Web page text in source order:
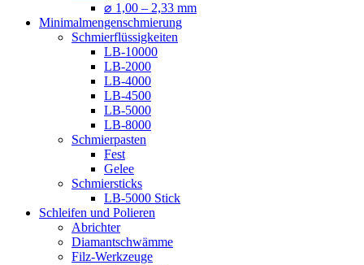
⌀ 1,00 – 2,33 mm
Minimalmengenschmierung
Schmierflüssigkeiten
LB-10000
LB-2000
LB-4000
LB-4500
LB-5000
LB-8000
Schmierpasten
Fest
Gelee
Schmiersticks
LB-5000 Stick
Schleifen und Polieren
Abrichter
Diamantschwämme
Filz-Werkzeuge